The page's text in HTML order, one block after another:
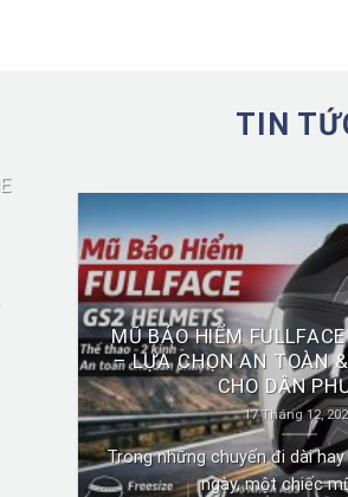
TIN
MŨ BẢO HIỂM
– LỰA CHỌN AN TOÀN
CHO DÂN
17 Tháng 12,
Trong những chuyến đi dài
ngày, một chiếc